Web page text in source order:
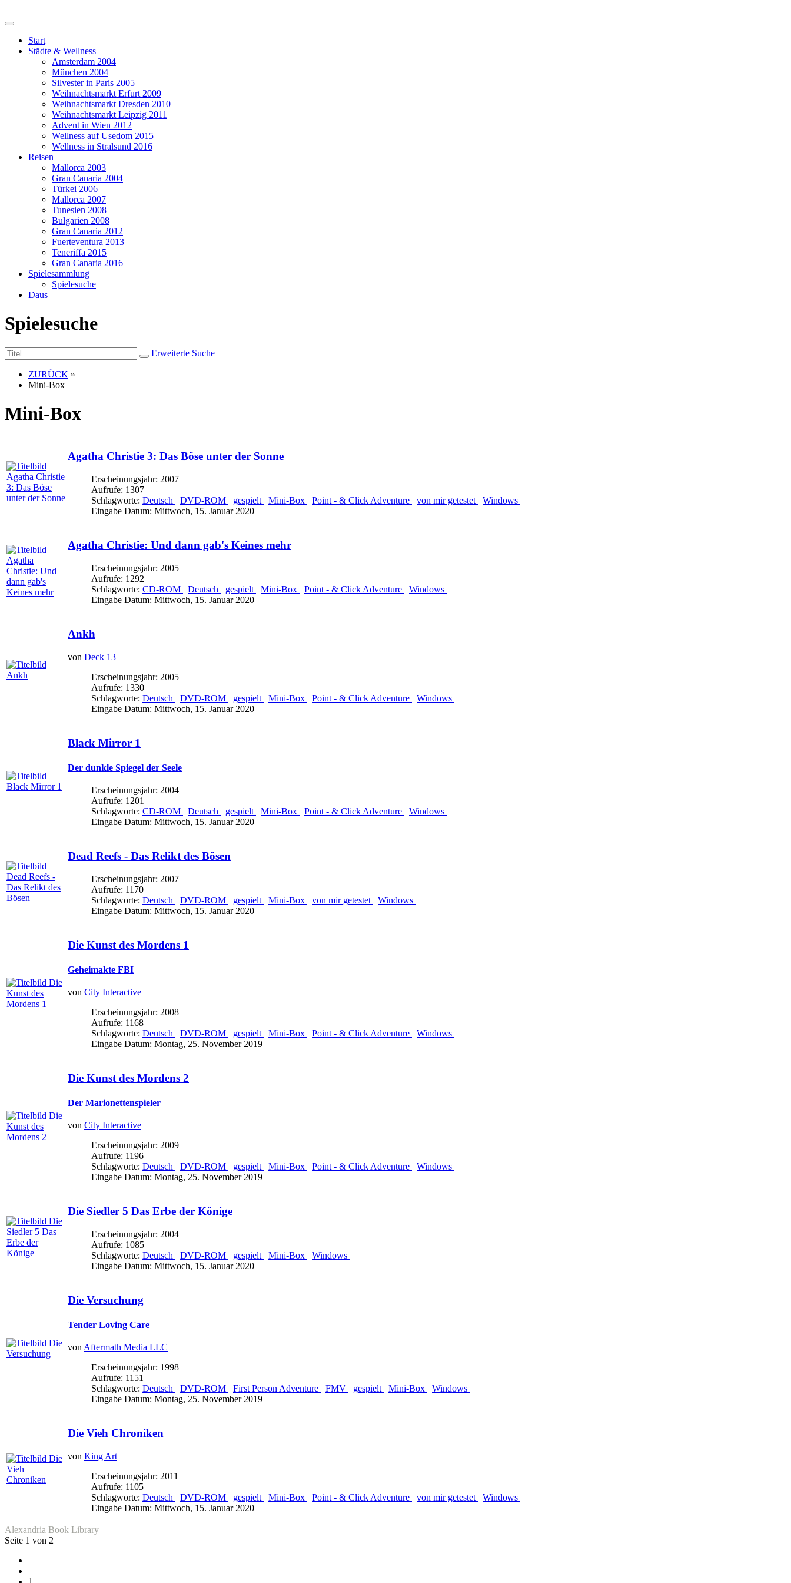
Start
Städte & Wellness
Amsterdam 2004
München 2004
Silvester in Paris 2005
Weihnachtsmarkt Erfurt 2009
Weihnachtsmarkt Dresden 2010
Weihnachtsmarkt Leipzig 2011
Advent in Wien 2012
Wellness auf Usedom 2015
Wellness in Stralsund 2016
Reisen
Mallorca 2003
Gran Canaria 2004
Türkei 2006
Mallorca 2007
Tunesien 2008
Bulgarien 2008
Gran Canaria 2012
Fuerteventura 2013
Teneriffa 2015
Gran Canaria 2016
Spielesammlung
Spielesuche
Daus
Spielesuche
Erweiterte Suche
ZURÜCK »
Mini-Box
Mini-Box
Agatha Christie 3: Das Böse unter der Sonne
Erscheinungsjahr: 2007
Aufrufe: 1307
Schlagworte: Deutsch DVD-ROM gespielt Mini-Box Point - & Click Adventure von mir getestet
Windows
Eingabe Datum: Mittwoch, 15. Januar 2020
Agatha Christie: Und dann gab's Keines mehr
Erscheinungsjahr: 2005
Aufrufe: 1292
Schlagworte: CD-ROM Deutsch gespielt Mini-Box Point - & Click Adventure
Windows
Eingabe Datum: Mittwoch, 15. Januar 2020
Ankh
von Deck 13
Erscheinungsjahr: 2005
Aufrufe: 1330
Schlagworte: Deutsch DVD-ROM gespielt Mini-Box Point - & Click Adventure
Windows
Eingabe Datum: Mittwoch, 15. Januar 2020
Black Mirror 1
Der dunkle Spiegel der Seele
Erscheinungsjahr: 2004
Aufrufe: 1201
Schlagworte: CD-ROM Deutsch gespielt Mini-Box Point - & Click Adventure
Windows
Eingabe Datum: Mittwoch, 15. Januar 2020
Dead Reefs - Das Relikt des Bösen
Erscheinungsjahr: 2007
Aufrufe: 1170
Schlagworte: Deutsch DVD-ROM gespielt Mini-Box von mir getestet
Windows
Eingabe Datum: Mittwoch, 15. Januar 2020
Die Kunst des Mordens 1
Geheimakte FBI
von City Interactive
Erscheinungsjahr: 2008
Aufrufe: 1168
Schlagworte: Deutsch DVD-ROM gespielt Mini-Box Point - & Click Adventure
Windows
Eingabe Datum: Montag, 25. November 2019
Die Kunst des Mordens 2
Der Marionettenspieler
von City Interactive
Erscheinungsjahr: 2009
Aufrufe: 1196
Schlagworte: Deutsch DVD-ROM gespielt Mini-Box Point - & Click Adventure
Windows
Eingabe Datum: Montag, 25. November 2019
Die Siedler 5 Das Erbe der Könige
Erscheinungsjahr: 2004
Aufrufe: 1085
Schlagworte: Deutsch DVD-ROM gespielt Mini-Box
Windows
Eingabe Datum: Mittwoch, 15. Januar 2020
Die Versuchung
Tender Loving Care
von Aftermath Media LLC
Erscheinungsjahr: 1998
Aufrufe: 1151
Schlagworte: Deutsch DVD-ROM First Person Adventure FMV gespielt Mini-Box
Windows
Eingabe Datum: Montag, 25. November 2019
Die Vieh Chroniken
von King Art
Erscheinungsjahr: 2011
Aufrufe: 1105
Schlagworte: Deutsch DVD-ROM gespielt Mini-Box Point - & Click Adventure von mir getestet
Windows
Eingabe Datum: Mittwoch, 15. Januar 2020
Alexandria Book Library
Seite 1 von 2